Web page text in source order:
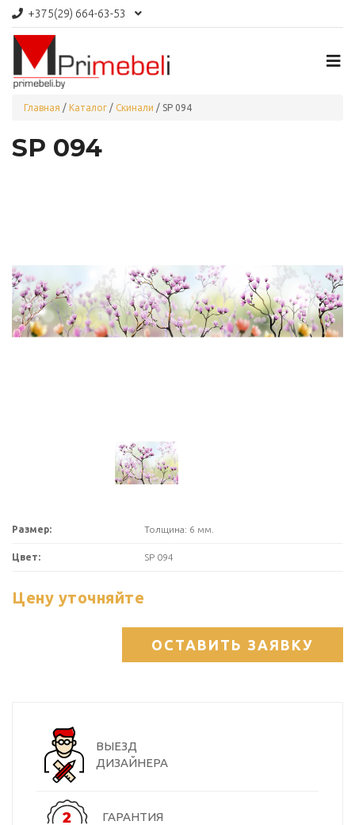
+375(29) 664-63-53
Главная / Каталог / Скинали / SP 094
SP 094
Размер: Толщина: 6 мм.
Цвет: SP 094
Цену уточняйте
ОСТАВИТЬ ЗАЯВКУ
ВЫЕЗД
ДИЗАЙНЕРА
ГАРАНТИЯ